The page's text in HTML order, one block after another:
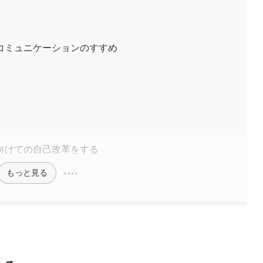
ミュニケーションのすすめ
けての自己改革をする
もっと見る